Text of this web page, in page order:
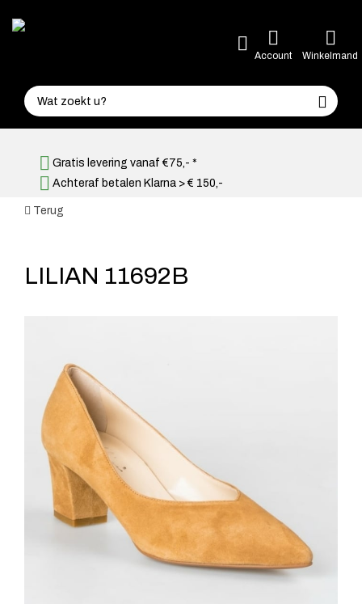
Account Winkelmand
Gratis levering vanaf €75,- *
Achteraf betalen Klarna > € 150,-
Terug
LILIAN 11692B